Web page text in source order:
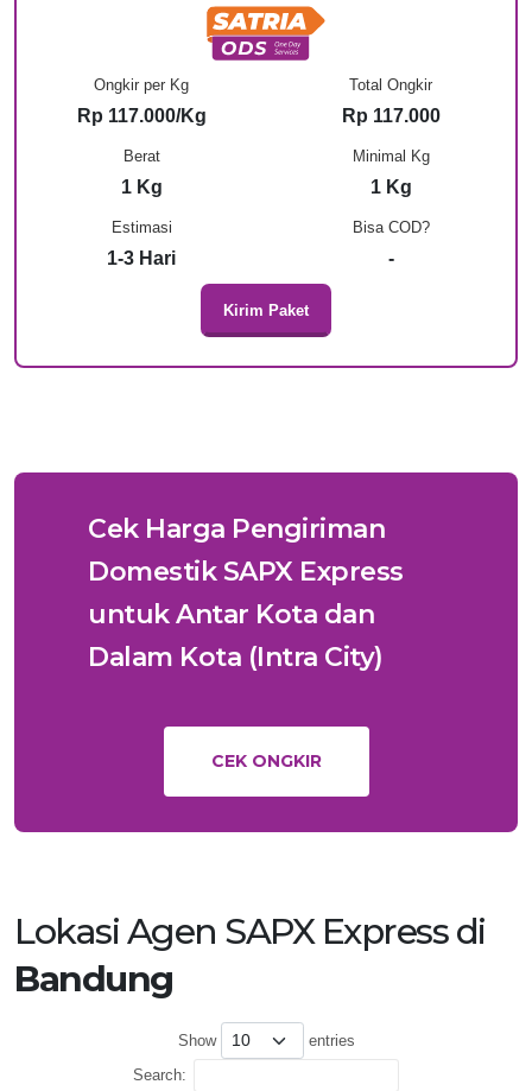
Bisa COD?
-
Ongkir per Kg
Rp 117.000/Kg
Total Ongkir
Rp 117.000
Berat
1 Kg
Minimal Kg
1 Kg
Estimasi
1-3 Hari
Kirim Paket
Cek Harga Pengiriman
Domestik SAPX Express
untuk Antar Kota dan
Dalam Kota (Intra City)
CEK ONGKIR
Lokasi Agen SAPX Express di
Bandung
Show
entries
Search: